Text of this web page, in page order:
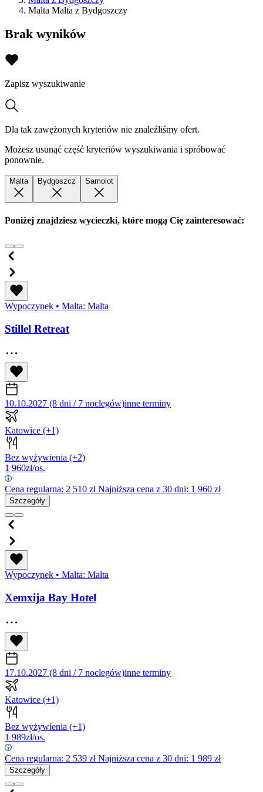
Malta Malta z Bydgoszczy
Brak wyników
Zapisz wyszukiwanie
Dla tak zawężonych kryteriów nie znaleźliśmy ofert.
Możesz usunąć część kryteriów wyszukiwania i spróbować
ponownie.
Malta Bydgoszcz Samolot
Poniżej znajdziesz wycieczki, które mogą Cię zainteresować:
Wypoczynek • Malta: Malta
Stillel Retreat
10.10.2027 (8 dni / 7 noclegów)inne terminy
Katowice (+1)
Bez wyżywienia (+2)
1 960zł/os.
Cena regularna: 2 510 złNajniższa cena z 30 dni: 1 960 zł
Szczegóły
Wypoczynek • Malta: Malta
Xemxija Bay Hotel
17.10.2027 (8 dni / 7 noclegów)inne terminy
Katowice (+1)
Bez wyżywienia (+1)
1 989zł/os.
Cena regularna: 2 539 złNajniższa cena z 30 dni: 1 989 zł
Szczegóły